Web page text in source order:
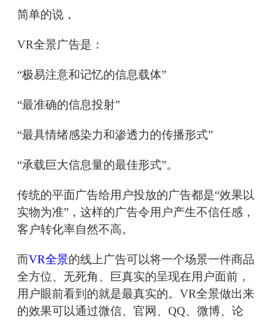
简单的说，
VR全景广告是：
“极易注意和记忆的信息载体”
“最准确的信息投射”
“最具情绪感染力和渗透力的传播形式”
“承载巨大信息量的最佳形式”。
传统的平面广告给用户投放的广告都是“效果以
实物为准”，这样的广告令用户产生不信任感，
客户转化率自然不高。
而VR全景的线上广告可以将一个场景一件商品
全方位、无死角、巨真实的呈现在用户面前，
用户眼前看到的就是最真实的。VR全景做出来
的效果可以通过微信、官网、QQ、微博、论